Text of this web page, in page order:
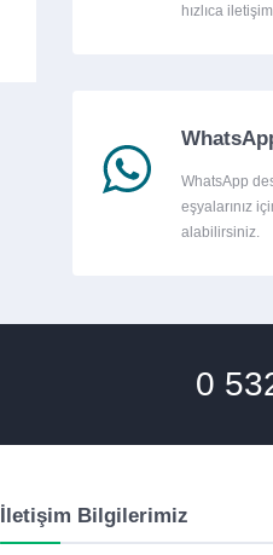
hızlıca
WhatsApp
eşyalarınız
alabilirsiniz.
0
İletişim Bilgilerimiz